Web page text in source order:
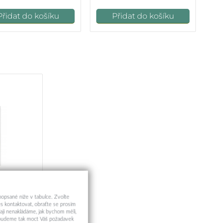
do košíku Přidat do košíku
Sklo
níže v tabulce. Zvolte
kontaktovat, obraťte se prosím
nenakládáme, jak bychom měli,
tak moct Váš požadavek